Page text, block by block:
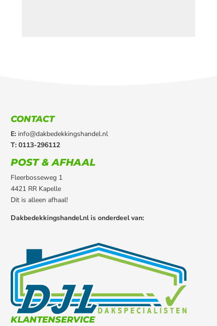
CONTACT
E: info@dakbedekkingshandel.nl
T: 0113-296112
POST & AFHAAL
Fleerbosseweg 1
4421 RR Kapelle
Dit is alleen afhaal!
Dakbedekkingshandel.nl is onderdeel van:
KLANTENSERVICE